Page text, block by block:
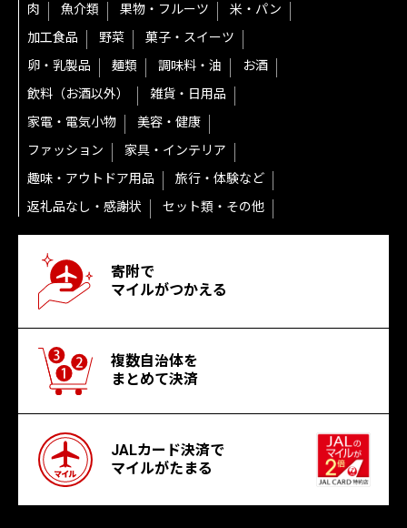
肉 魚介類 果物・フルーツ
米・パン
加工食品
野菜
菓子・スイーツ
卵・乳製品
麺類 調味料・油
お酒
飲料（お酒以外）
雑貨・日用品
家電・電気小物
美容・健康
ファッション
家具・インテリア
趣味・アウトドア用品
旅行・体験など
返礼品なし・感謝状
セット類・その他
寄附で
マイルがつかえる
複数自治体を
まとめて決済
JALカード決済で
マイルがたまる